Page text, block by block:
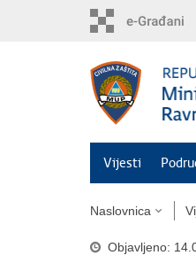
Vijesti
Naslovnica
Objavljeno: